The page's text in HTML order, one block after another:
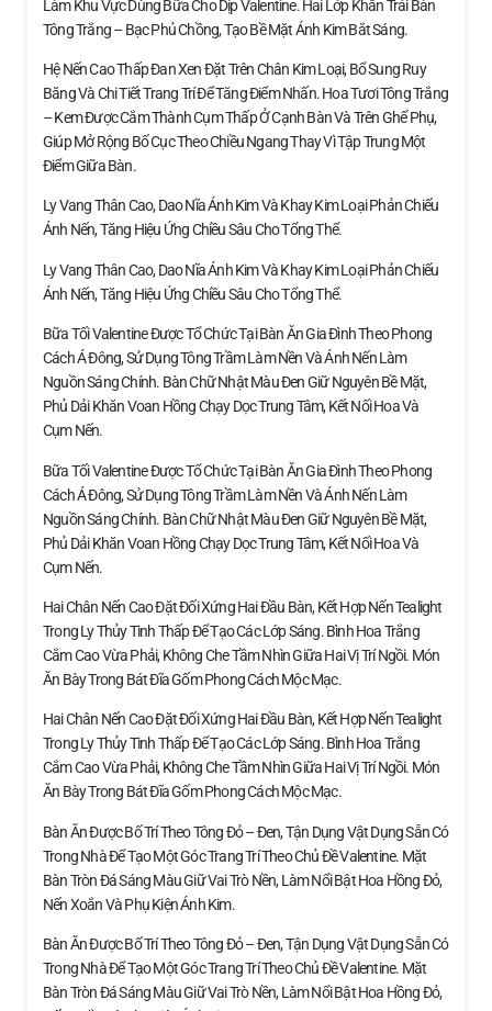
Làm Khu Vực Dùng Bữa Cho Dịp Valentine. Hai Lớp Khăn Trải Bàn
Tông Trắng – Bạc Phủ Chồng, Tạo Bề Mặt Ánh Kim Bắt Sáng.
Hệ Nến Cao Thấp Đan Xen Đặt Trên Chân Kim Loại, Bổ Sung Ruy
Băng Và Chi Tiết Trang Trí Để Tăng Điểm Nhấn. Hoa Tươi Tông Trắng
– Kem Được Cắm Thành Cụm Thấp Ở Cạnh Bàn Và Trên Ghế Phụ,
Giúp Mở Rộng Bố Cục Theo Chiều Ngang Thay Vì Tập Trung Một
Điểm Giữa Bàn.
Ly Vang Thân Cao, Dao Nĩa Ánh Kim Và Khay Kim Loại Phản Chiếu
Ánh Nến, Tăng Hiệu Ứng Chiều Sâu Cho Tổng Thể.
Ly Vang Thân Cao, Dao Nĩa Ánh Kim Và Khay Kim Loại Phản Chiếu
Ánh Nến, Tăng Hiệu Ứng Chiều Sâu Cho Tổng Thể.
Bữa Tối Valentine Được Tổ Chức Tại Bàn Ăn Gia Đình Theo Phong
Cách Á Đông, Sử Dụng Tông Trầm Làm Nền Và Ánh Nến Làm
Nguồn Sáng Chính. Bàn Chữ Nhật Màu Đen Giữ Nguyên Bề Mặt,
Phủ Dải Khăn Voan Hồng Chạy Dọc Trung Tâm, Kết Nối Hoa Và
Cụm Nến.
Bữa Tối Valentine Được Tổ Chức Tại Bàn Ăn Gia Đình Theo Phong
Cách Á Đông, Sử Dụng Tông Trầm Làm Nền Và Ánh Nến Làm
Nguồn Sáng Chính. Bàn Chữ Nhật Màu Đen Giữ Nguyên Bề Mặt,
Phủ Dải Khăn Voan Hồng Chạy Dọc Trung Tâm, Kết Nối Hoa Và
Cụm Nến.
Hai Chân Nến Cao Đặt Đối Xứng Hai Đầu Bàn, Kết Hợp Nến Tealight
Trong Ly Thủy Tinh Thấp Để Tạo Các Lớp Sáng. Bình Hoa Trắng
Cắm Cao Vừa Phải, Không Che Tầm Nhìn Giữa Hai Vị Trí Ngồi. Món
Ăn Bày Trong Bát Đĩa Gốm Phong Cách Mộc Mạc.
Hai Chân Nến Cao Đặt Đối Xứng Hai Đầu Bàn, Kết Hợp Nến Tealight
Trong Ly Thủy Tinh Thấp Để Tạo Các Lớp Sáng. Bình Hoa Trắng
Cắm Cao Vừa Phải, Không Che Tầm Nhìn Giữa Hai Vị Trí Ngồi. Món
Ăn Bày Trong Bát Đĩa Gốm Phong Cách Mộc Mạc.
Bàn Ăn Được Bố Trí Theo Tông Đỏ – Đen, Tận Dụng Vật Dụng Sẵn Có
Trong Nhà Để Tạo Một Góc Trang Trí Theo Chủ Đề Valentine. Mặt
Bàn Tròn Đá Sáng Màu Giữ Vai Trò Nền, Làm Nổi Bật Hoa Hồng Đỏ,
Nến Xoắn Và Phụ Kiện Ánh Kim.
Bàn Ăn Được Bố Trí Theo Tông Đỏ – Đen, Tận Dụng Vật Dụng Sẵn Có
Trong Nhà Để Tạo Một Góc Trang Trí Theo Chủ Đề Valentine. Mặt
Bàn Tròn Đá Sáng Màu Giữ Vai Trò Nền, Làm Nổi Bật Hoa Hồng Đỏ,